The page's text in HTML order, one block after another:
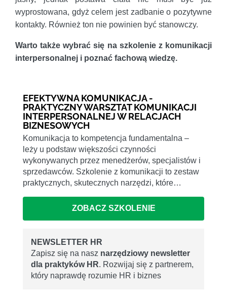
wyprostowana, gdyż celem jest zadbanie o pozytywne
kontakty. Również ton nie powinien być stanowczy.
Warto także wybrać się na szkolenie z komunikacji
interpersonalnej i poznać fachową wiedzę.
EFEKTYWNA KOMUNIKACJA -
PRAKTYCZNY WARSZTAT KOMUNIKACJI
INTERPERSONALNEJ W RELACJACH
BIZNESOWYCH
Komunikacja to kompetencja fundamentalna –
leży u podstaw większości czynności
wykonywanych przez menedżerów, specjalistów i
sprzedawców. Szkolenie z komunikacji to zestaw
praktycznych, skutecznych narzędzi, które…
ZOBACZ SZKOLENIE
NEWSLETTER HR
Zapisz się na nasz narzędziowy newsletter
dla praktyków HR. Rozwijaj się z partnerem,
który naprawdę rozumie HR i biznes